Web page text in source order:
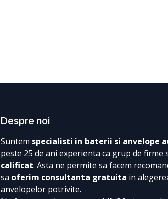
Despre noi
Suntem specialisti in baterii si anvelope
peste 25 de ani experienta ca grup de firme
calificat. Asta ne permite sa facem
sa oferim consultanta gratuita in
anvelopelor potrivite.